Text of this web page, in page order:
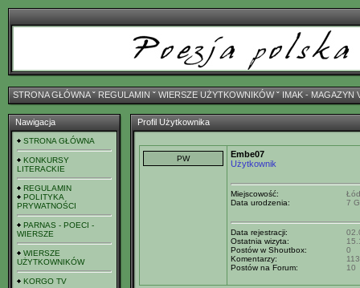
STRONA GŁÓWNAˇ REGULAMIN ˇ WIERSZE UŻYTKOWNIKÓWˇ IMAK - MAGAZYN
Nawigacja
STRONA GŁÓWNA
KONKURSY
LITERACKIE
REGULAMIN
POLITYKA
PRYWATNOŚCI
PARNAS - POECI -
WIERSZE
WIERSZE
UŻYTKOWNIKÓW
KORGO TV
Profil Użytkownika
Embe07
Użytkownik
Miejscowość:
Data urodzenia:
7
Data rejestracji:
Ostatnia wizyta:
Postów w Shoutbox:
0
Komentarzy:
113
Postów na Forum:
10